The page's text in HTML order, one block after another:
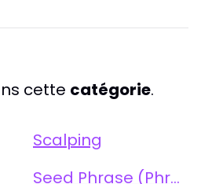
cette catégorie.
Scalping
Seed Phrase (Phrase de Récupération)